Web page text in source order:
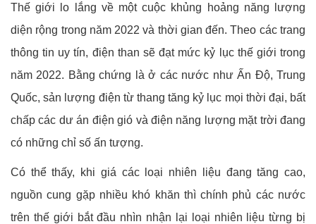
Thế giới lo lắng về một cuộc khủng hoảng năng lượng
diện rộng trong năm 2022 và thời gian đến. Theo các trang
thông tin uy tín, điện than sẽ đạt mức kỷ lục thế giới trong
năm 2022. Bằng chứng là ở các nước như Ấn Độ, Trung
Quốc, sản lượng điện từ thang tăng kỷ lục mọi thời đại, bất
chấp các dư án điện gió và điện năng lượng mặt trời đang
có những chỉ số ấn tượng.
Có thể thấy, khi giá các loại nhiên liệu đang tăng cao,
nguồn cung gặp nhiều khó khăn thì chính phủ các nước
trên thế giới bắt đầu nhìn nhận lại loại nhiên liệu từng bị